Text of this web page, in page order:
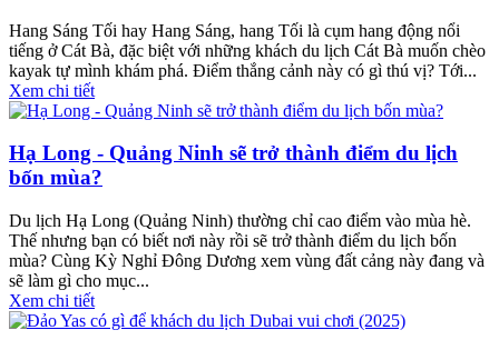
Hang Sáng Tối hay Hang Sáng, hang Tối là cụm hang động nổi
tiếng ở Cát Bà, đặc biệt với những khách du lịch Cát Bà muốn chèo
kayak tự mình khám phá. Điểm thắng cảnh này có gì thú vị? Tới...
Xem chi tiết
Hạ Long - Quảng Ninh sẽ trở thành điểm du lịch
bốn mùa?
Du lịch Hạ Long (Quảng Ninh) thường chỉ cao điểm vào mùa hè.
Thế nhưng bạn có biết nơi này rồi sẽ trở thành điểm du lịch bốn
mùa? Cùng Kỳ Nghỉ Đông Dương xem vùng đất cảng này đang và
sẽ làm gì cho mục...
Xem chi tiết